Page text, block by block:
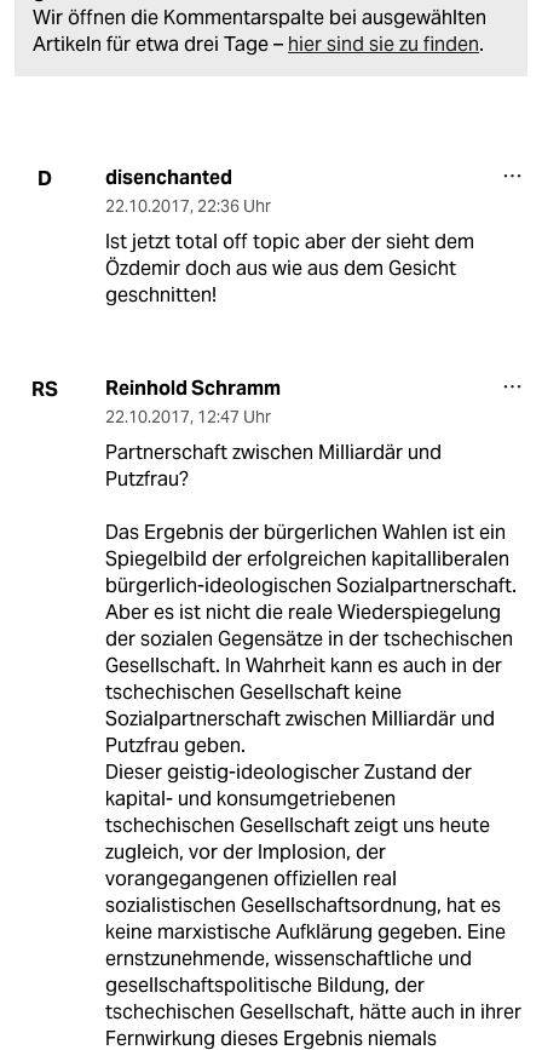
Wir öffnen die Kommentarspalte bei ausgewählten
Artikeln für etwa drei Tage – hier sind sie zu finden.
D disenchanted
22.10.2017, 22:36 Uhr
Ist jetzt total off topic aber der sieht dem
Özdemir doch aus wie aus dem Gesicht
geschnitten!
RS Reinhold Schramm
22.10.2017, 12:47 Uhr
Partnerschaft zwischen Milliardär und
Putzfrau?
Das Ergebnis der bürgerlichen Wahlen ist ein
Spiegelbild der erfolgreichen kapitalliberalen
bürgerlich-ideologischen Sozialpartnerschaft.
Aber es ist nicht die reale Wiederspiegelung
der sozialen Gegensätze in der tschechischen
Gesellschaft. In Wahrheit kann es auch in der
tschechischen Gesellschaft keine
Sozialpartnerschaft zwischen Milliardär und
Putzfrau geben.
Dieser geistig-ideologischer Zustand der
kapital- und konsumgetriebenen
tschechischen Gesellschaft zeigt uns heute
zugleich, vor der Implosion, der
vorangegangenen offiziellen real
sozialistischen Gesellschaftsordnung, hat es
keine marxistische Aufklärung gegeben. Eine
ernstzunehmende, wissenschaftliche und
gesellschaftspolitische Bildung, der
tschechischen Gesellschaft, hätte auch in ihrer
Fernwirkung dieses Ergebnis niemals